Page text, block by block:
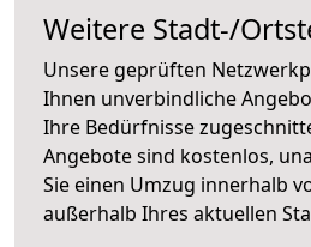
Weitere Stadt-/
Unsere geprüften
Ihnen unverbindliche
Ihre Bedürfnisse
Angebote sind kostenlos,
Sie einen Umzug innerhalb
außerhalb Ihres aktuellen